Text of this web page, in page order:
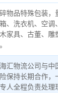
物品特殊包装，
、洗衣机、空调
家具、古董、雕
汇物流公司与中
保持长期合作，
人全程负责处理